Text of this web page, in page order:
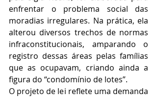
enfrentar o problema social das
moradias irregulares. Na prática, ela
alterou diversos trechos de normas
infraconstitucionais, amparando o
registro dessas áreas pelas famílias
que as ocupavam, criando ainda a
figura do “condomínio de lotes”.
O projeto de lei reflete uma demanda